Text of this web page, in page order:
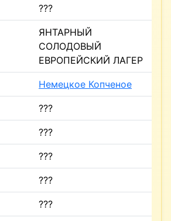
???
ЯНТАРНЫЙ
СОЛОДОВЫЙ
ЕВРОПЕЙСКИЙ ЛАГЕР
Немецкое Копченое
???
???
???
???
???